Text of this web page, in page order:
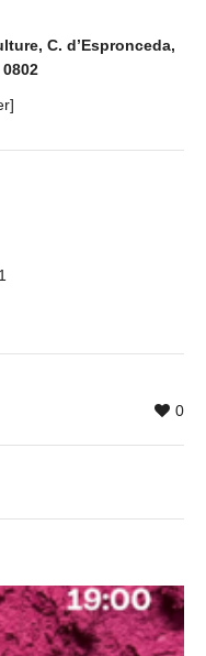
C. d’Espronceda,
0